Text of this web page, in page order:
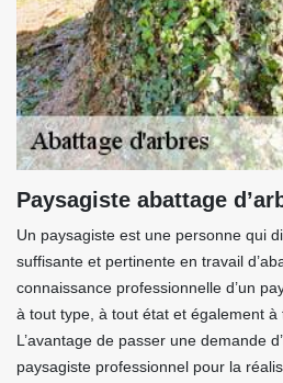
Paysagiste abattage
Un paysagiste est une personne qui
suffisante et pertinente en travail
connaissance professionnelle d’un
à tout type, à tout état et également à
L’avantage de passer une demande
paysagiste professionnel pour la